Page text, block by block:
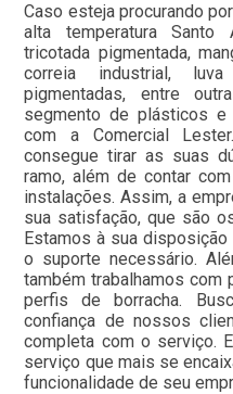
Caso esteja procurando
alta temperatura Santo
tricotada pigmentada,
correia industrial,
pigmentadas, entre
segmento de plásticos e
com a Comercial
consegue tirar as suas
ramo, além de contar
instalações. Assim, a
sua satisfação, que são
Estamos à sua
o suporte necessário.
também trabalhamos com
perfis de borracha.
confiança de nossos
completa com o serviço.
serviço que mais se
funcionalidade de seu